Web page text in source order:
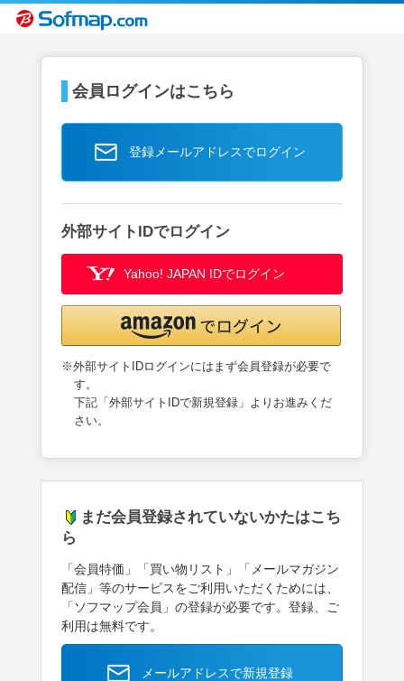
会員ログインはこちら
登録メールアドレスでログイン
外部サイトIDでログイン
Yahoo! JAPAN IDでログイン
※外部サイトIDログインにはまず会員登録が必要で
す。
下記「外部サイトIDで新規登録」よりお進みくだ
さい。
まだ会員登録されていないかたはこち
ら
「会員特価」「買い物リスト」「メールマガジン
配信」等のサービスをご利用いただくためには、
「ソフマップ会員」の登録が必要です。登録、ご
利用は無料です。
メールアドレスで新規登録